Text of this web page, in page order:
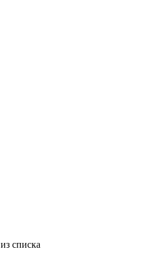
списка